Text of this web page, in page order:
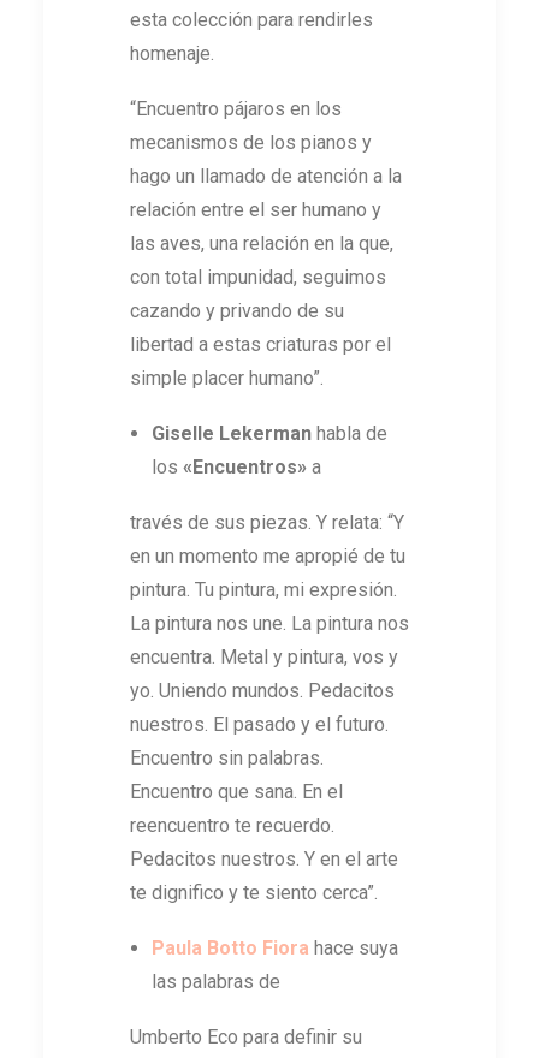
esta colección para rendirles
homenaje.
“Encuentro pájaros en los
mecanismos de los pianos y
hago un llamado de atención a la
relación entre el ser humano y
las aves, una relación en la que,
con total impunidad, seguimos
cazando y privando de su
libertad a estas criaturas por el
simple placer humano”.
Giselle Lekerman habla de
los «Encuentros» a
través de sus piezas. Y relata: “Y
en un momento me apropié de tu
pintura. Tu pintura, mi expresión.
La pintura nos une. La pintura nos
encuentra. Metal y pintura, vos y
yo. Uniendo mundos. Pedacitos
nuestros. El pasado y el futuro.
Encuentro sin palabras.
Encuentro que sana. En el
reencuentro te recuerdo.
Pedacitos nuestros. Y en el arte
te dignifico y te siento cerca”.
Paula Botto Fiora hace suya
las palabras de
Umberto Eco para definir su